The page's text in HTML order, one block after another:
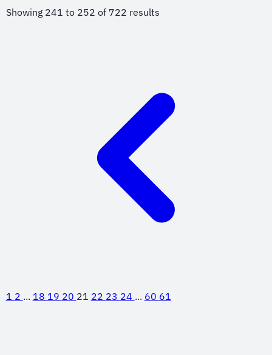
anos, atuava no
Departamento
Showing 241 to 252 of 722 results
1 2 ... 18 19 20 21 22 23 24 ... 60 61